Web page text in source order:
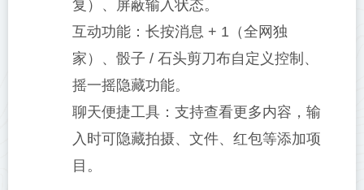
复）、屏蔽输入状态。
互动功能：长按消息 + 1（全网独
家）、骰子 / 石头剪刀布自定义控制、
摇一摇隐藏功能。
聊天便捷工具：支持查看更多内容，输
入时可隐藏拍摄、文件、红包等添加项
目。